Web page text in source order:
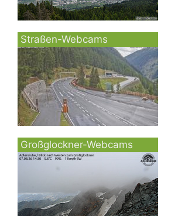
Straßen-Webcams
Großglockner-Webcams